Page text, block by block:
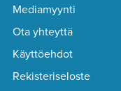
Mediamyynti
Ota yhteyttä
Käyttöehdot
Rekisteriseloste